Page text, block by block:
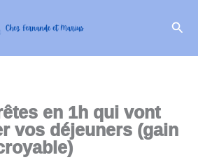
en 1h qui vont
vos déjeuners (gain